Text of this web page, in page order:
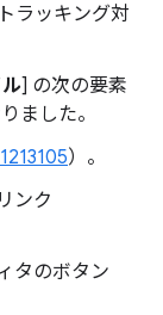
ラッキング対
] の次の要素
ました。
）。
ンク
タのボタン